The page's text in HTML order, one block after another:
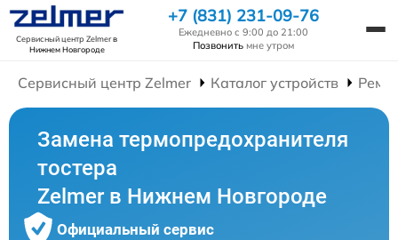
Сервисный центр Zelmerв
Нижнем Новгороде
+7 (831) 231-09-76
Ежедневно с 9:00 до 21:00
Позвонить мне утром
Сервисный центр Zelmer Каталог устройств
Замена термопредохранителя
тостера
Zelmer в Нижнем Новгороде
Официальный сервис